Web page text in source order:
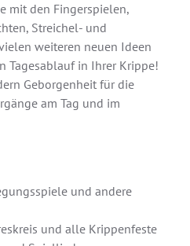
mit den Fingerspielen,
Streichel- und
weiteren neuen Ideen
Tagesablauf in Ihrer Krippe!
Geborgenheit für die
am Tag und im
und andere
und alle Krippenfeste